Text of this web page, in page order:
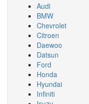
Audi
BMW
Chevrolet
Citroen
Daewoo
Datsun
Ford
Honda
Hyundai
Infiniti